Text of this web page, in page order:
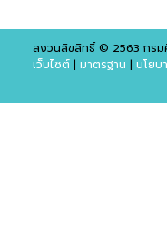
สงวนลิขสิทธิ์ © 2563 กร
เว็บไซต์| มาตรฐาน | นโยบ